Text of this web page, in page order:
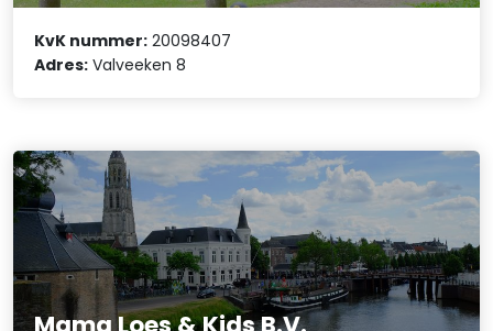
KvK nummer: 20098407
Adres: Valveeken 8